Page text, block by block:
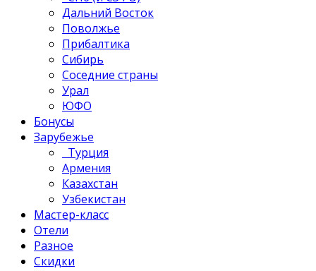
Дальний Восток
Поволжье
Прибалтика
Сибирь
Соседние страны
Урал
ЮФО
Бонусы
Зарубежье
Турция
Армения
Казахстан
Узбекистан
Мастер-класс
Отели
Разное
Скидки